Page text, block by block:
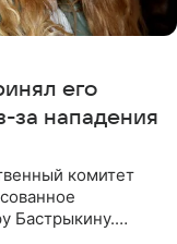
его
за нападения
комитет
Бастрыкину.